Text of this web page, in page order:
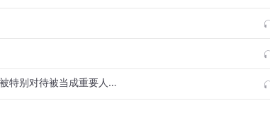
怎么邀约请客最有效？人都渴望被特别对待被当成重要人物所以这样邀约到场率最高